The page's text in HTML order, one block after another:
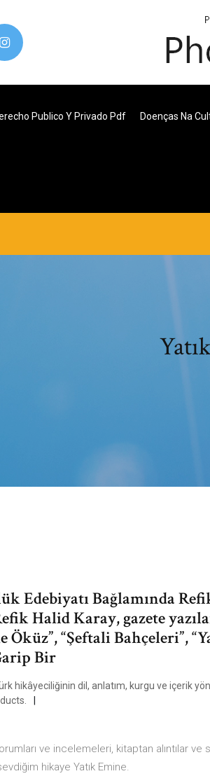
Publico Y Privado Pdf Doenças Na
Edebiyatı Bağlamında
Halid Karay, gazete
Öküz”, “Şeftali Bahçeleri”,
Bir
hikâyeciliğinin dil, anlatım, kurgu ve içerik
ve incelemeleri, kitaptan alıntılar
hikaye Yatık Emine.